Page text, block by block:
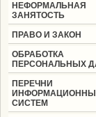
НЕФОРМАЛЬНАЯ
ЗАНЯТОСТЬ
ПРАВО И ЗАКОН
ОБРАБОТКА
ПЕРСОНАЛЬНЫХ
ПЕРЕЧНИ
СИСТЕМ